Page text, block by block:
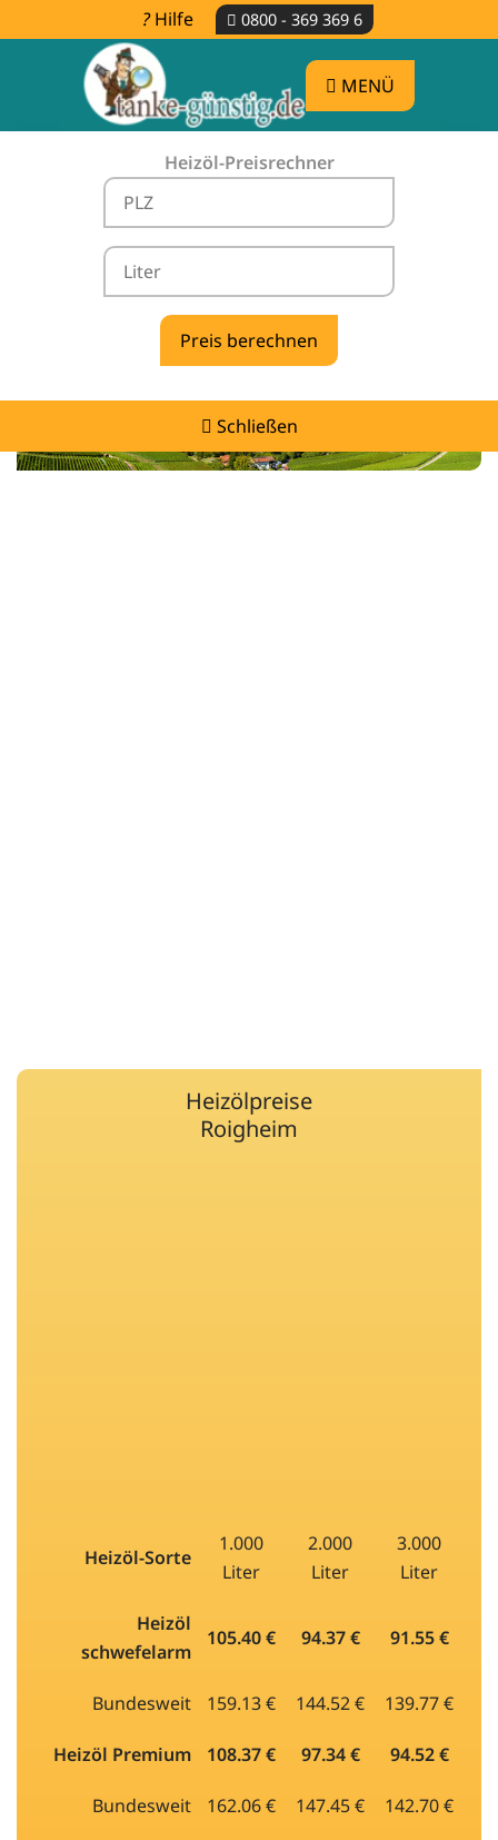
Hilfe 0800 - 369 369 6
MENÜ
Heizöl-Preisrechner
Schließen
Heizölpreise Roigheim -
vergleichen & günstig tanken
Heizölpreise
Roigheim
Heizöl-Sorte
1.000
Liter
2.000
Liter
3.000
Liter
Heizöl
schwefelarm
105.40 € 94.37 € 91.55 €
Bundesweit 159.13 € 144.52 € 139.77 €
Heizöl Premium 108.37 € 97.34 € 94.52 €
Bundesweit 162.06 € 147.45 € 142.70 €